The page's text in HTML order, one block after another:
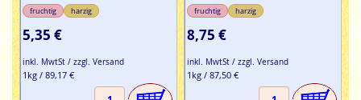
fruchtig harzig
5,35 €
inkl. MwtSt / zzgl. Versand
1kg / 89,17 €
fruchtig harzig
8,75 €
inkl. MwtSt / zzgl. Versand
1kg / 87,50 €